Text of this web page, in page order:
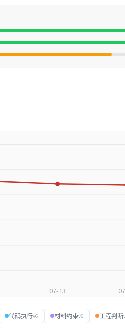
07-13
代码执行v6 材料约束v6 工程判断